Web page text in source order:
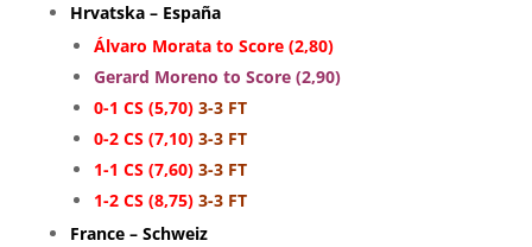
Hrvatska – España
Álvaro Morata to Score (2,80)
Gerard Moreno to Score (2,90)
0-1 CS (5,70)3-3 FT
0-2 CS (7,10)3-3 FT
1-1 CS (7,60)3-3 FT
1-2 CS (8,75)3-3 FT
France – Schweiz